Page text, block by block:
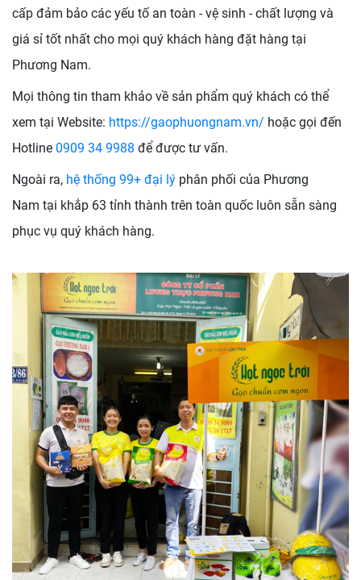
cấp đảm bảo các yếu tố an toàn - vệ sinh - chất lượng và
giá sỉ tốt nhất cho mọi quý khách hàng đặt hàng tại
Phương Nam.
Mọi thông tin tham khảo về sản phẩm quý khách có thể
xem tại Website: https://gaophuongnam.vn/ hoặc gọi đến
Hotline 0909 34 9988 để được tư vấn.
Ngoài ra, hệ thống 99+ đại lý phân phối của Phương
Nam tại khắp 63 tỉnh thành trên toàn quốc luôn sẵn sàng
phục vụ quý khách hàng.